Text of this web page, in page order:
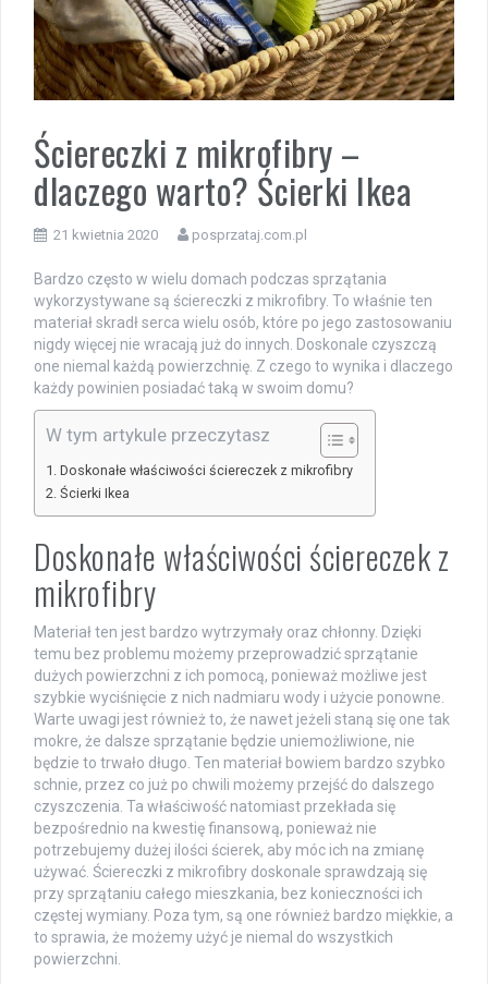
Ściereczki z mikrofibry –
dlaczego warto? Ścierki Ikea
21 kwietnia 2020 posprzataj.com.pl
Bardzo często w wielu domach podczas sprzątania
wykorzystywane są ściereczki z mikrofibry. To właśnie ten
materiał skradł serca wielu osób, które po jego zastosowaniu
nigdy więcej nie wracają już do innych. Doskonale czyszczą
one niemal każdą powierzchnię. Z czego to wynika i dlaczego
każdy powinien posiadać taką w swoim domu?
W tym artykule przeczytasz
Doskonałe właściwości ściereczek z mikrofibry
Ścierki Ikea
Doskonałe właściwości ściereczek z
mikrofibry
Materiał ten jest bardzo wytrzymały oraz chłonny. Dzięki
temu bez problemu możemy przeprowadzić sprzątanie
dużych powierzchni z ich pomocą, ponieważ możliwe jest
szybkie wyciśnięcie z nich nadmiaru wody i użycie ponowne.
Warte uwagi jest również to, że nawet jeżeli staną się one tak
mokre, że dalsze sprzątanie będzie uniemożliwione, nie
będzie to trwało długo. Ten materiał bowiem bardzo szybko
schnie, przez co już po chwili możemy przejść do dalszego
czyszczenia. Ta właściwość natomiast przekłada się
bezpośrednio na kwestię finansową, ponieważ nie
potrzebujemy dużej ilości ścierek, aby móc ich na zmianę
używać. Ściereczki z mikrofibry doskonale sprawdzają się
przy sprzątaniu całego mieszkania, bez konieczności ich
częstej wymiany. Poza tym, są one również bardzo miękkie, a
to sprawia, że możemy użyć je niemal do wszystkich
powierzchni.